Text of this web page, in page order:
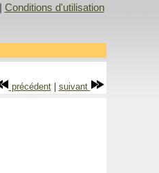
Conditions d'utilisation
précédent| suivant